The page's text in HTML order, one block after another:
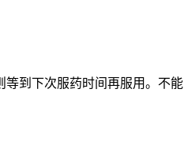
到下次服药时间再服用。不能